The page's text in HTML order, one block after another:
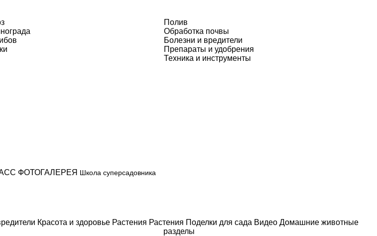
Полив
Обработка почвы
Болезни и вредители
Препараты и удобрения
Техника и инструменты
ФОТОГАЛЕРЕЯ Школа суперсадовника
Красота и здоровье Растения Растения Поделки для сада Видео Домашние животные
разделы